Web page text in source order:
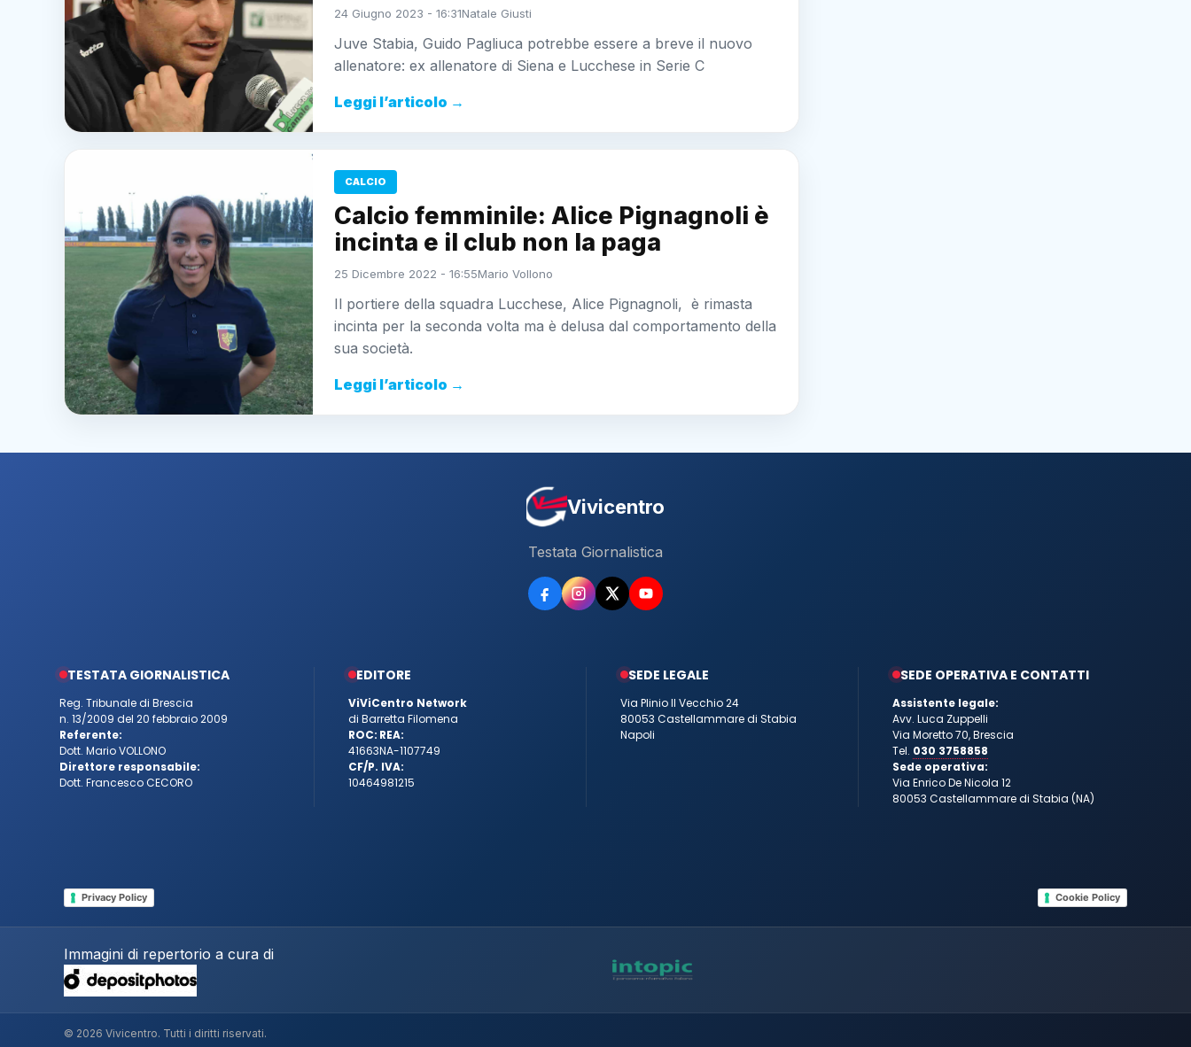
24 Giugno 2023 - 16:31Natale Giusti
Juve Stabia, Guido Pagliuca potrebbe essere a breve il nuovo
allenatore: ex allenatore di Siena e Lucchese in Serie C
Leggi l’articolo →
CALCIO
Calcio femminile: Alice Pignagnoli è
incinta e il club non la paga
25 Dicembre 2022 - 16:55Mario Vollono
Il portiere della squadra Lucchese, Alice Pignagnoli, è rimasta
incinta per la seconda volta ma è delusa dal comportamento della
sua società.
Leggi l’articolo →
Vivicentro
Testata Giornalistica
TESTATA GIORNALISTICA
Reg. Tribunale di Brescia
n. 13/2009 del 20 febbraio 2009
Referente:
Dott. Mario VOLLONO
Direttore responsabile:
Dott. Francesco CECORO
EDITORE
ViViCentro Network
di Barretta Filomena
ROC:
41663
REA:
NA-1107749
CF/P. IVA:
10464981215
SEDE LEGALE
Via Plinio Il Vecchio 24
80053 Castellammare di Stabia
Napoli
SEDE OPERATIVA E CONTATTI
Assistente legale:
Avv. Luca Zuppelli
Via Moretto 70, Brescia
Tel. 030 3758858
Sede operativa:
Via Enrico De Nicola 12
80053 Castellammare di Stabia (NA)
Privacy Policy Cookie Policy
Immagini di repertorio a cura di
© 2026 Vivicentro. Tutti i diritti riservati.